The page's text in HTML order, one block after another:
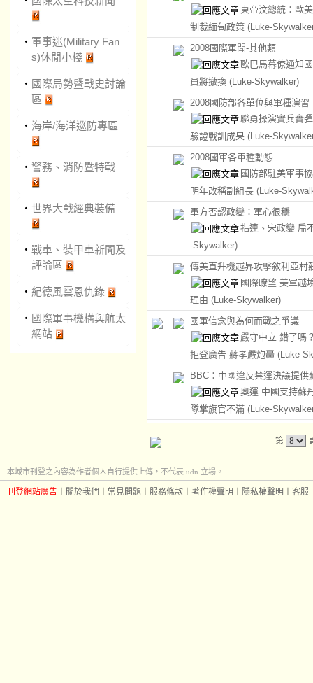
‧ 軍事迷(Military Fan
s)休閒小棧
‧ 國際局勢暨戰史討論
區
‧ 海岸/海洋巡防專區
‧ 警務、消防暨特戰
‧ 世界大戰經典裝備
‧ 戰車、裝甲車新聞及
評論區
‧ 紀德風雲恩仇錄
‧ 國際軍事機構與航太
網站
東帝汶總統：歐
制裁緬甸政策 (Luke-
2008國際軍聞-其他類
歐巴馬幕僚通知
員將撤換 (Luke-Skywalker)
2008國防部各單位與軍種演習
聯勇操演實兵實
驗證戰訓成果 (Luke-
2008國軍各軍種動態
國防部駐美軍事
明年改稱副組長 (Luke-
軍方否認政變：軍心很穩
指連、宋政變 扁
-Skywalker)
傳美直升機越界攻擊敘利亞村
國際瞭望 美軍越
理由 (Luke-Skywalker)
國軍信念與為何而戰之爭議
嚴守中立 錯了嗎
拒登廣告 蔣孝嚴炮轟 (Luke-
BBC：中國違反禁運決議提供
奧運 中國支持蘇
隊掌旗官不滿 (Luke-
第
本城市刊登之內容為作者個人自行提供上傳，不代表 udn 立場。
刊登網站廣告 關於我們 常見問題 服務條款 著作權聲明 隱私權聲明 客服